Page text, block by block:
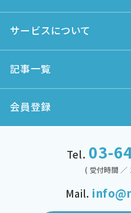
サービスについて
記事一覧
会員登録
Tel. 03-
( 受付時間 ／
Mail.